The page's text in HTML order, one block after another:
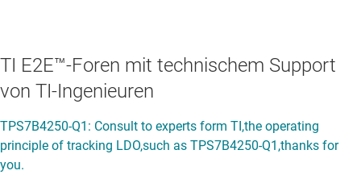
TI E2E™-Foren mit technischem Support
von TI-Ingenieuren